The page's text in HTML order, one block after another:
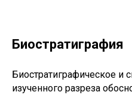
Биостратиграфия
Биостратиграфическое и
изученного разреза